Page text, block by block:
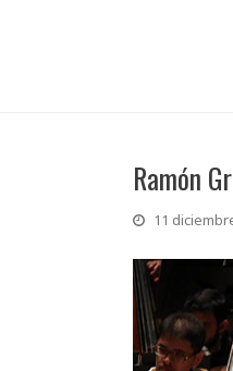
Ramón
11